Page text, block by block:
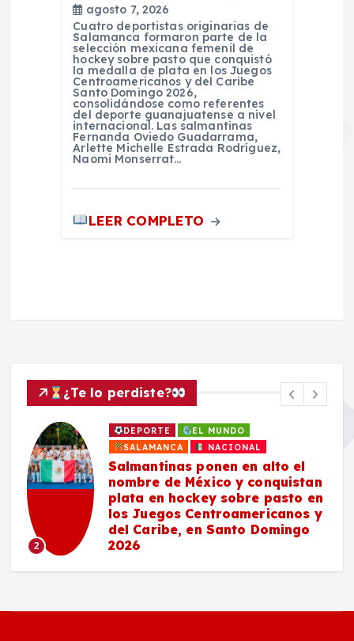
agosto 7, 2026
Cuatro deportistas originarias de
Salamanca formaron parte de la
selección mexicana femenil de
hockey sobre pasto que conquistó
la medalla de plata en los Juegos
Centroamericanos y del Caribe
Santo Domingo 2026,
consolidándose como referentes
del deporte guanajuatense a nivel
internacional. Las salmantinas
Fernanda Oviedo Guadarrama,
Arlette Michelle Estrada Rodríguez,
Naomi Monserrat…
LEER COMPLETO
¿Te lo perdiste?
2
DEPORTE
EL MUNDO
SALAMANCA
NACIONAL
Salmantinas ponen en alto el
nombre de México y conquistan
plata en hockey sobre pasto en
los Juegos Centroamericanos y
del Caribe, en Santo Domingo
2026